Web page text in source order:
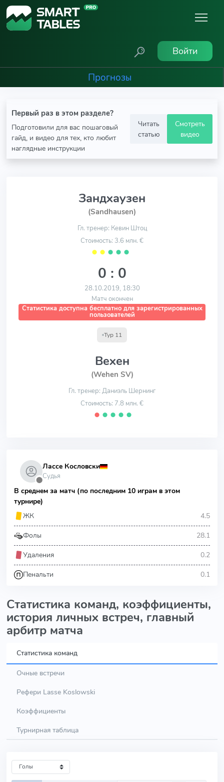
Войти
Прогнозы
Первый раз в этом разделе?
Подготовили для вас пошаговый
гайд, и видео для тех, кто любит
наглядные инструкции
Читать
статью
Смотреть
видео
Зандхаузен
(Sandhausen)
Гл. тренер: Кевин Штоц
Стоимость: 3.6 млн. €
⬤ ⬤ ⬤ ⬤ ⬤
0 : 0
28.10.2019, 18:30
Матч окончен
Статистика доступна бесплатно для зарегистрированных
пользователей
Тур 11
Вехен
(Wehen SV)
Гл. тренер: Даниэль Шернинг
Стоимость: 7.8 млн. €
⬤ ⬤ ⬤ ⬤ ⬤
⬤
Лассе Кословски
Судья
В среднем за матч (по последним 10 играм в этом
турнире)
ЖК
4.5
Фолы 28.1
Удаления 0.2
Пенальти 0.1
Статистика команд, коэффициенты,
история личных встреч, главный
арбитр матча
Статистика команд
Очные встречи
Рефери Lasse Koslowski
Коэффициенты
Турнирная таблица